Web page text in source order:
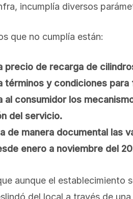
incumplía diversos
que no cumplía están:
precio de recarga de
términos y condiciones
al consumidor los
del servicio.
de manera documental las
enero a noviembre del
aunque el
del local a través de